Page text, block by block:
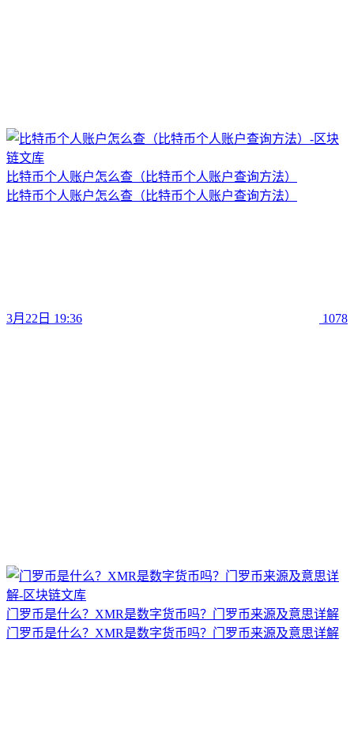
比特币个人账户怎么查（比特币个人账户查询方法）
比特币个人账户怎么查（比特币个人账户查询方法）
3月22日 19:36 1078
门罗币是什么？XMR是数字货币吗？门罗币来源及意思详解
门罗币是什么？XMR是数字货币吗？门罗币来源及意思详解